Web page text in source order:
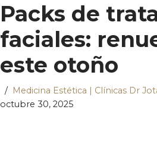
Packs de
faciales:
este otoño
Medicina Estética | Clínicas Dr
octubre 30, 2025